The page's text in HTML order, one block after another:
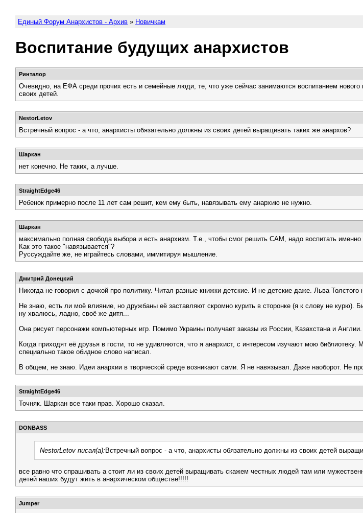
Единый Форум Анархистов - Архив » Новичкам
Воспитание будущих анархистов
Ринталор
Очевидно, на ЕФА среди прочих есть и семейные люди, те, что уже сейчас занимаются воспитанием
своих детей.
NestorLetov
Встречный вопрос - а что, анархисты обязательно должны из своих детей выращивать таких же анархов?
Шаркан
нет конечно. Не таких, а лучше.
StraightEdge46
Ребенок примерно после 11 лет сам решит, кем ему быть, навязывать ему анархию не нужно.
Шаркан
максимально полная свобода выбора и есть анархизм. Т.е., чтобы смог решить САМ, надо воспитать именно
Как это такое "навязывается"?
Руссуждайте же, не играйтесь словами, иммитируя мышление.
Дмитрий Донецкий
Никогда не говорил с дочкой про политику. Читал разные книжки детские. И не детские даже. Льва
Не знаю, есть ли моё влияние, но дружбаны её заставляют скромно курить в сторонке (я к слову не
ну хвалюсь, ладно, своё же дитя...
Она рисует персонажи компьютерных игр. Помимо Украины получает заказы из России, Казахстана и
Когда приходят её друзья в гости, то не удивляются, что я анархист, с интересом изучают мою
специально такое обидное слово написал.
В общем, не знаю. Идеи анархии в творческой среде возникают сами. Я не навязывал. Даже наоборот. Не
StraightEdge46
Точняк. Шаркан все таки прав. Хорошо сказал.
DONBASS
NestorLetov писал(а): Встречный вопрос - а что, анархисты обязательно должны из своих детей
все равно что спрашивать а стоит ли из своих детей выращивать скажем честных людей там или
детей наших будут жить в анархическом обществе!!!!!
Jumper